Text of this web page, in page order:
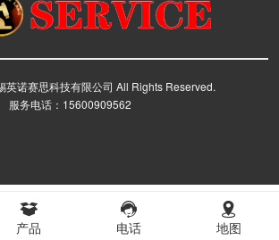
英诺赛思科技有限公司 All Rights Reserved.
服务电话：15600909562
产品 电话 地图